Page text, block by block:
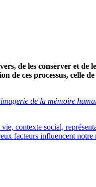
de les conserver et
ces processus, celle
de la mémoire